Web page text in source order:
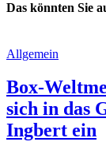
Das könnten Sie
Allgemein
Box-
sich in das
Ingbert ein